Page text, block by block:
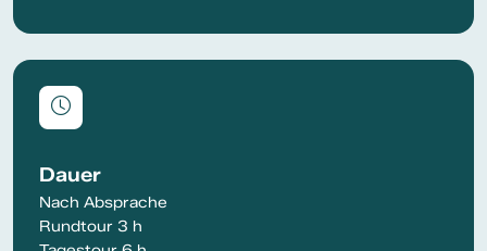
Dauer
Nach Absprache
Rundtour 3 h